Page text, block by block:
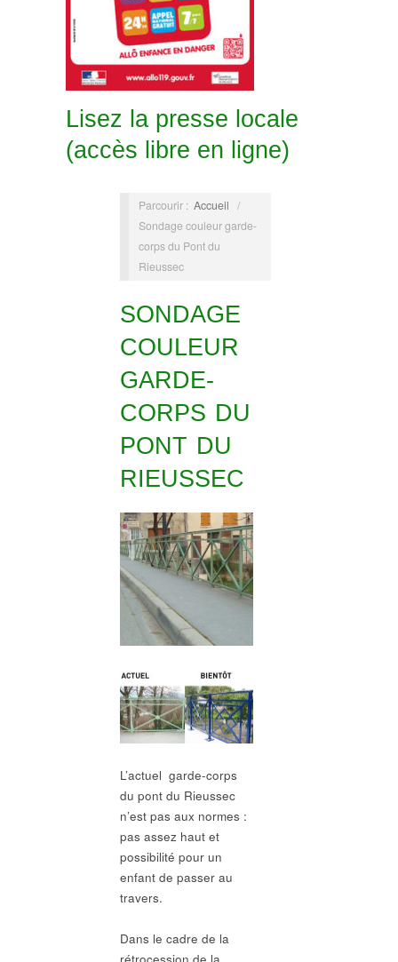
Lisez la presse locale
(accès libre en ligne)
Parcourir : Accueil /
Sondage couleur garde-
corps du Pont du
Rieussec
SONDAGE
COULEUR
GARDE-
CORPS DU
PONT DU
RIEUSSEC
L’actuel garde-corps
du pont du Rieussec
n’est pas aux normes :
pas assez haut et
possibilité pour un
enfant de passer au
travers.
Dans le cadre de la